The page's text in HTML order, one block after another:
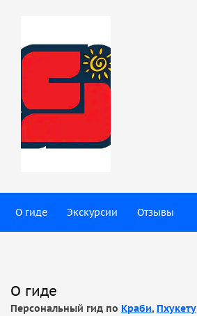
О гиде Экскурсии Отзывы
О гиде
Персональный гид по Краби, Пхукету